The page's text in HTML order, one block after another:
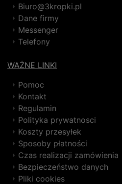
Biuro@3kropki.pl
Dane firmy
Messenger
Telefony
WAŻNE LINKI
Pomoc
Kontakt
Regulamin
Polityka prywatnosci
Koszty przesyłek
Sposoby płatności
Czas realizacji zamówienia
Bezpieczeństwo danych
Pliki cookies